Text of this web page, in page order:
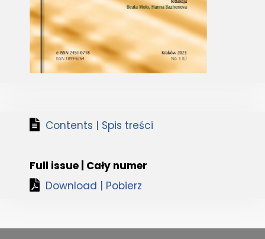
Contents | Spis treści
Full issue | Cały numer
Download | Pobierz